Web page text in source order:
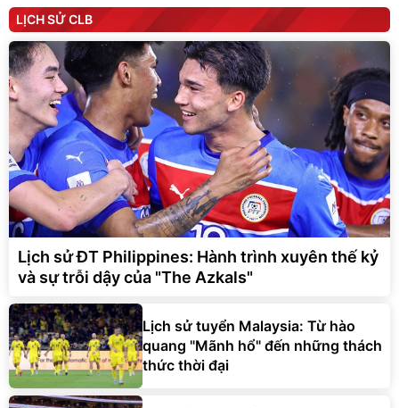
LỊCH SỬ CLB
Lịch sử ĐT Philippines: Hành trình xuyên thế kỷ
và sự trỗi dậy của "The Azkals"
Lịch sử tuyển Malaysia: Từ hào
quang "Mãnh hổ" đến những thách
thức thời đại